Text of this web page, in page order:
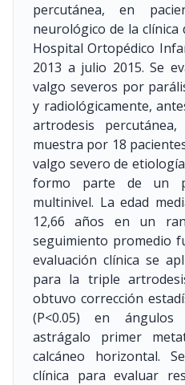
percutánea, en
neurológico de la
Hospital Ortopédico
2013 a julio 2015. Se
valgo severos por
y radiológicamente,
artrodesis
muestra por 18
valgo severo de
formo parte de un
multinivel. La edad
12,66 años en un
seguimiento promedio
evaluación clínica se
para la triple
obtuvo corrección
(P<0.05) en ángulos
astrágalo primer
calcáneo horizontal.
clínica para evaluar